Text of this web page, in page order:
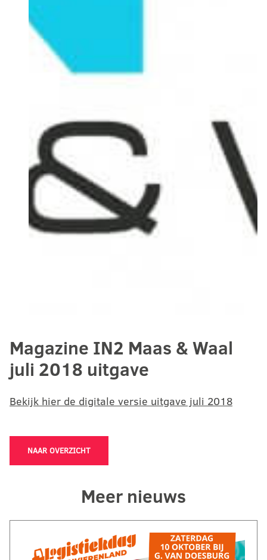
Magazine IN2 Maas & Waal
juli 2018 uitgave
Bekijk hier de digitale versie uitgave juli 2018
NAAR OVERZICHT
Meer nieuws